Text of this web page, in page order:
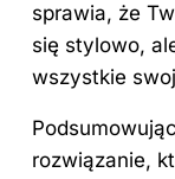
sprawia, że
się stylowo,
wszystkie
rozwiązanie,